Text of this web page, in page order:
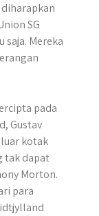
SG
Mereka
pada
Gustav
kotak
tak dapat
Morton.
para